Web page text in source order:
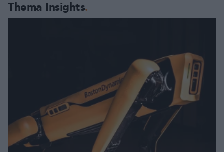
Thema Insights